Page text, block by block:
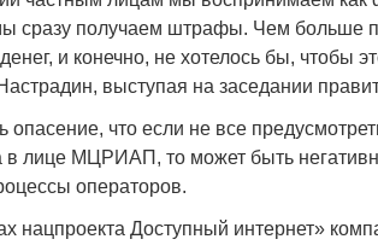
сразу получаем штрафы. Чем больше
и конечно, не хотелось бы, чтобы
выступая на заседании
опасение, что если не все
в лице МЦРИАП, то может быть
операторов.
нацпроекта Доступный интернет»